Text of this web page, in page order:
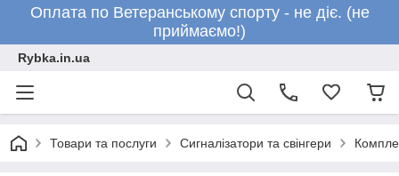
Оплата по Ветеранському спорту - не діє. (не
приймаємо!)
Rybka.in.ua
Товари та послуги Сигналізатори та свінгери